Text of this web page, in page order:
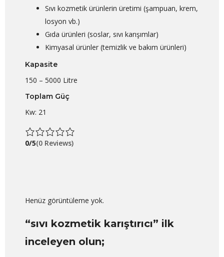
Sıvı kozmetik ürünlerin üretimi (şampuan, krem,
losyon vb.)
Gıda ürünleri (soslar, sıvı karışımlar)
Kimyasal ürünler (temizlik ve bakım ürünleri)
Kapasite
150 – 5000 Litre
Toplam Güç
Kw: 21
0/5(0 Reviews)
Henüz görüntüleme yok.
“sıvı kozmetik karıştırıcı” ilk
inceleyen olun;